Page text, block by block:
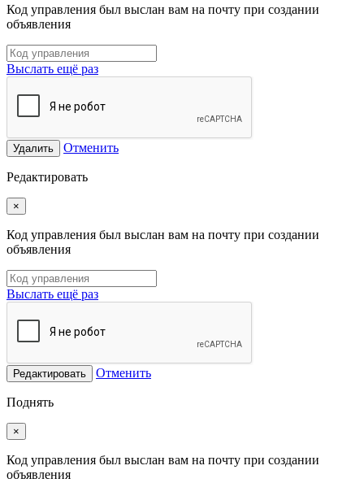
Код управления был выслан вам на почту при создании
объявления
Выслать ещё раз
Удалить Отменить
Редактировать
×
Код управления был выслан вам на почту при создании
объявления
Выслать ещё раз
Редактировать Отменить
Поднять
×
Код управления был выслан вам на почту при создании
объявления